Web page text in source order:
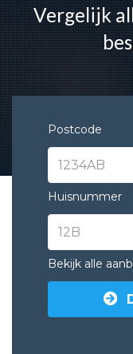
Vergelijk
Postcode
Huisnummer
Bekijk alle